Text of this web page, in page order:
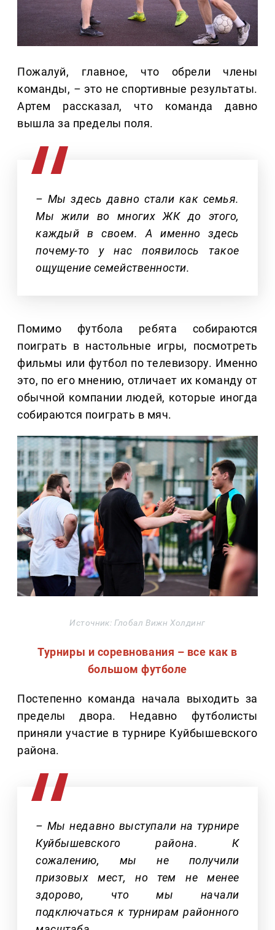
Пожалуй, главное, что обрели члены
команды, – это не спортивные результаты.
Артем рассказал, что команда давно
вышла за пределы поля.
– Мы здесь давно стали как семья.
Мы жили во многих ЖК до этого,
каждый в своем. А именно здесь
почему-то у нас появилось такое
ощущение семейственности.
Помимо футбола ребята собираются
поиграть в настольные игры, посмотреть
фильмы или футбол по телевизору. Именно
это, по его мнению, отличает их команду от
обычной компании людей, которые иногда
собираются поиграть в мяч.
Источник: Глобал Вижн Холдинг
Турниры и соревнования – все как в
большом футболе
Постепенно команда начала выходить за
пределы двора. Недавно футболисты
приняли участие в турнире Куйбышевского
района.
– Мы недавно выступали на турнире
Куйбышевского района. К
сожалению, мы не получили
призовых мест, но тем не менее
здорово, что мы начали
подключаться к турнирам районного